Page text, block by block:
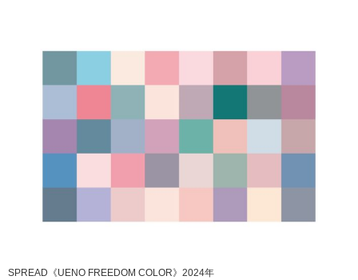
SPREAD《UENO FREEDOM COLOR》2024年